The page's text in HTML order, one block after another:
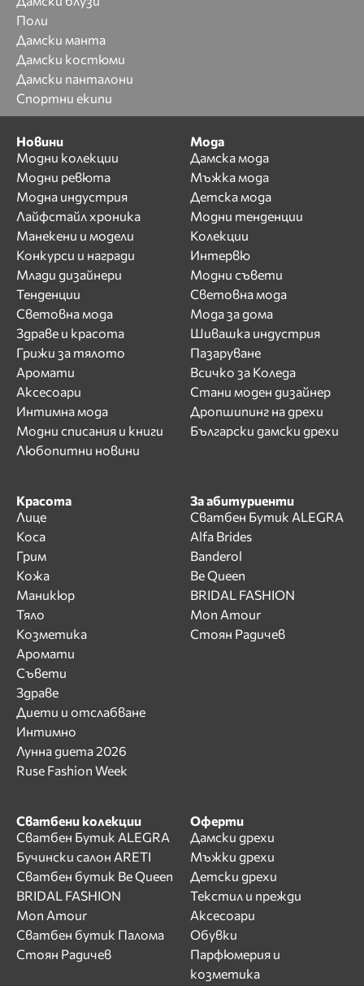
Поли
Дамски манта
Дамски костюми
Дамски панталони
Спортни екипи
Новини
Модни колекции
Модни ревюта
Модна индустрия
Лайфстайл хроника
Манекени и модели
Конкурси и награди
Млади дизайнери
Тенденции
Световна мода
Здраве и красота
Грижи за тялото
Аромати
Аксесоари
Интимна мода
Модни списания и книги
Любопитни новини
Мода
Дамска мода
Мъжка мода
Детска мода
Модни тенденции
Колекции
Интервю
Модни съвети
Световна мода
Мода за дома
Шивашка индустрия
Пазаруване
Всичко за Коледа
Стани моден дизайнер
Дропшипинг на дрехи
Български дамски дрехи
Красота
Лице
Коса
Грим
Кожа
Маникюр
Тяло
Козметика
Аромати
Съвети
Здраве
Диети и отслабване
Интимно
Лунна диета 2026
Ruse Fashion Week
За абитуриенти
Сватбен Бутик ALEGRA
Alfa Brides
Banderol
Be Queen
BRIDAL FASHION
Mon Amour
Стоян Радичев
Сватбени колекции
Сватбен Бутик ALEGRA
Бучински салон ARETI
Сватбен бутик Be Queen
BRIDAL FASHION
Mon Amour
Сватбен бутик Палома
Стоян Радичев
Оферти
Дамски дрехи
Мъжки дрехи
Детски дрехи
Текстил и прежди
Аксесоари
Обувки
Парфюмерия и
козметика